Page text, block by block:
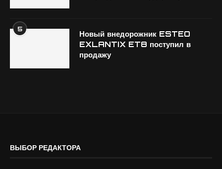
5
Новый внедорожник ESTEO
EXLANTIX ET8 поступил в
продажу
ВЫБОР РЕДАКТОРА